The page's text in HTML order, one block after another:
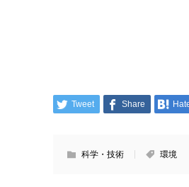
Tweet Share
科学・技術 環境